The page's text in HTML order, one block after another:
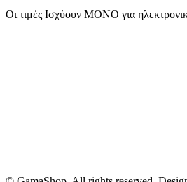
Οι τιμές Ισχύουν ΜΟΝΟ για